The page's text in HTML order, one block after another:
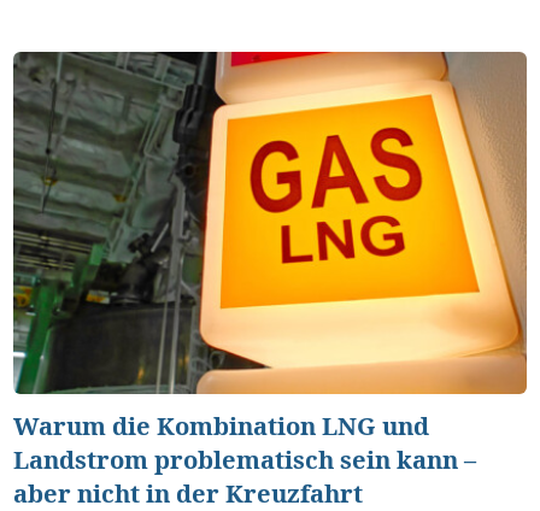
Warum die Kombination LNG und
Landstrom problematisch sein kann –
aber nicht in der Kreuzfahrt